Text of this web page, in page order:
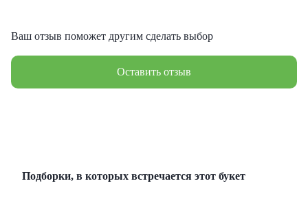
Ваш отзыв поможет другим сделать выбор
Оставить отзыв
Подборки, в которых встречается этот букет